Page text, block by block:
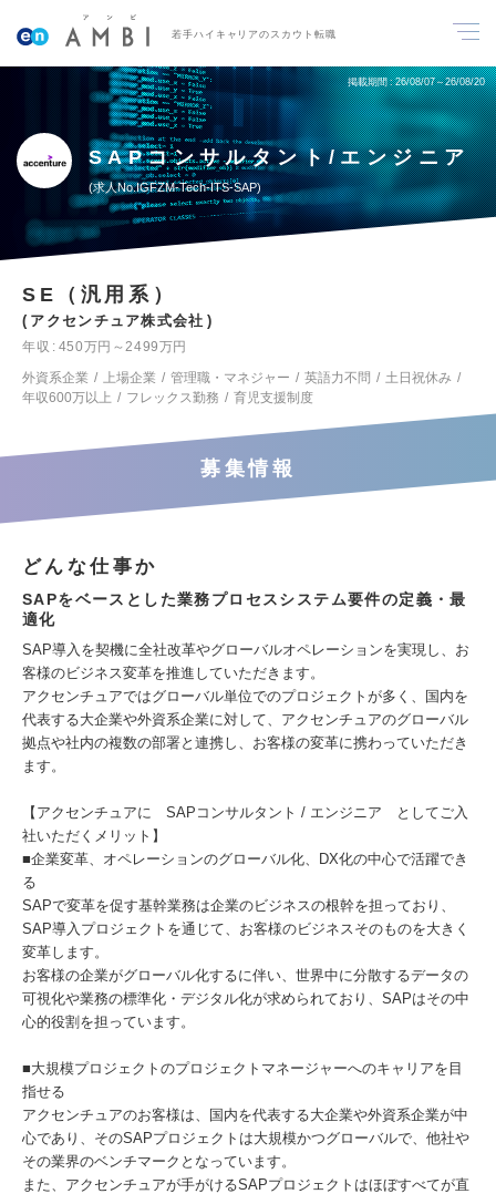
若手ハイキャリアのスカウト転職
掲載期間 26/08/07～26/08/20
SAPコンサルタント/エンジニア
求人No.IGFZM-Tech-ITS-SAP
SE（汎用系）
アクセンチュア株式会社
年収
450万円～2499万円
外資系企業
上場企業 管理職・マネジャー 英語力不問
土日祝休み
年収600万以上
フレックス勤務 育児支援制度
募集情報
どんな仕事か
SAPをベースとした業務プロセスシステム要件の定義・最
適化
SAP導入を契機に全社改革やグローバルオペレーションを実現し、お
客様のビジネス変革を推進していただきます。
アクセンチュアではグローバル単位でのプロジェクトが多く、国内を
代表する大企業や外資系企業に対して、アクセンチュアのグローバル
拠点や社内の複数の部署と連携し、お客様の変革に携わっていただき
ます。
【アクセンチュアに SAPコンサルタント / エンジニア としてご入
社いただくメリット】
■企業変革、オペレーションのグローバル化、DX化の中心で活躍でき
る
SAPで変革を促す基幹業務は企業のビジネスの根幹を担っており、
SAP導入プロジェクトを通じて、お客様のビジネスそのものを大きく
変革します。
お客様の企業がグローバル化するに伴い、世界中に分散するデータの
可視化や業務の標準化・デジタル化が求められており、SAPはその中
心的役割を担っています。
■大規模プロジェクトのプロジェクトマネージャーへのキャリアを目
指せる
アクセンチュアのお客様は、国内を代表する大企業や外資系企業が中
心であり、そのSAPプロジェクトは大規模かつグローバルで、他社や
その業界のベンチマークとなっています。
また、アクセンチュアが手がけるSAPプロジェクトはほぼすべてが直